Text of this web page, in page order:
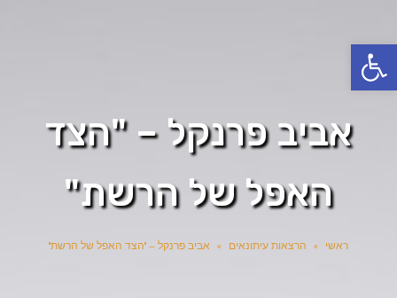
פתח סרגל נגישות
אביב פרנקל – "הצד
האפל של הרשת"
ראשי » הרצאות עיתונאים » אביב פרנקל – "הצד האפל של הרשת"